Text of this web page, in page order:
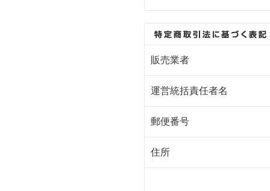
販売業者
運営統括責任者名
郵便番号
住所